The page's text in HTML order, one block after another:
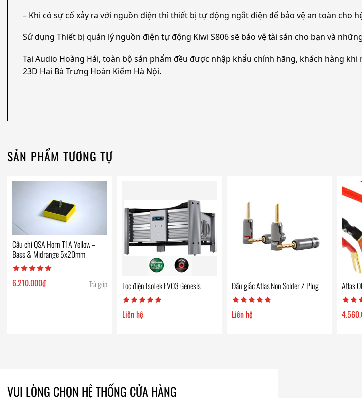
– Khi có sự cố xảy ra với nguồn điện thì thiết bị tự động ngắt điện để bảo vệ an toàn cho
Sử dụng Thiết bị quản lý nguồn điện tự động Kiwi S806 sẽ bảo vệ tài sản cho bạn và
Tại Audio Hoàng Hải, toàn bộ sản phẩm đều được nhập khẩu chính hãng, khách hàng
23D Hai Bà Trưng Hoàn Kiếm Hà Nội.
SẢN PHẨM TƯƠNG TỰ
Cầu chì QSA Horn T1A Yellow –
Bass & Midrange 5x20mm
6.210.000₫ Trả góp Lọc điện IsoTek EVO3 Genesis
Liên hệ
Đầu giắc Atlas Non Solder Z Plug
Liên hệ
Atlas
VUI LÒNG CHỌN HỆ THỐNG CỬA HÀNG